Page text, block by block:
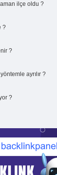
ilçe oldu ?
?
?
ayrılır ?
?